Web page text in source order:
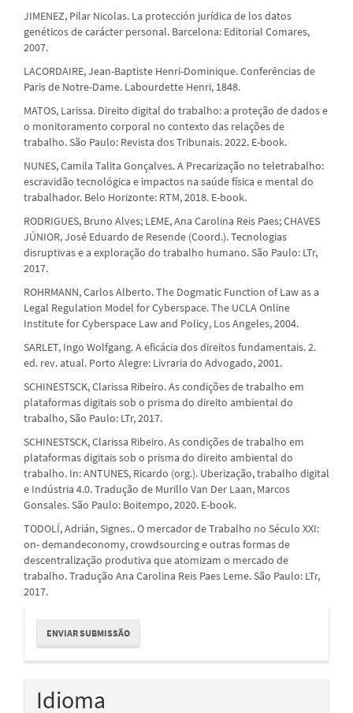
JIMENEZ, Pilar Nicolas. La protección jurídica de los datos
genéticos de carácter personal. Barcelona: Editorial Comares,
2007.
LACORDAIRE, Jean-Baptiste Henri-Dominique. Conferências de
Paris de Notre-Dame. Labourdette Henri, 1848.
MATOS, Larissa. Direito digital do trabalho: a proteção de dados e
o monitoramento corporal no contexto das relações de
trabalho. São Paulo: Revista dos Tribunais. 2022. E-book.
NUNES, Camila Talita Gonçalves. A Precarização no teletrabalho:
escravidão tecnológica e impactos na saúde física e mental do
trabalhador. Belo Horizonte: RTM, 2018. E-book.
RODRIGUES, Bruno Alves; LEME, Ana Carolina Reis Paes; CHAVES
JÚNIOR, José Eduardo de Resende (Coord.). Tecnologias
disruptivas e a exploração do trabalho humano. São Paulo: LTr,
2017.
ROHRMANN, Carlos Alberto. The Dogmatic Function of Law as a
Legal Regulation Model for Cyberspace. The UCLA Online
Institute for Cyberspace Law and Policy, Los Angeles, 2004.
SARLET, Ingo Wolfgang. A eficácia dos direitos fundamentais. 2.
ed. rev. atual. Porto Alegre: Livraria do Advogado, 2001.
SCHINESTSCK, Clarissa Ribeiro. As condições de trabalho em
plataformas digitais sob o prisma do direito ambiental do
trabalho, São Paulo: LTr, 2017.
SCHINESTSCK, Clarissa Ribeiro. As condições de trabalho em
plataformas digitais sob o prisma do direito ambiental do
trabalho. In: ANTUNES, Ricardo (org.). Uberização, trabalho digital
e Indústria 4.0. Tradução de Murillo Van Der Laan, Marcos
Gonsales. São Paulo: Boitempo, 2020. E-book.
TODOLÍ, Adrián, Signes.. O mercador de Trabalho no Século XXI:
on- demandeconomy, crowdsourcing e outras formas de
descentralização produtiva que atomizam o mercado de
trabalho. Tradução Ana Carolina Reis Paes Leme. São Paulo: LTr,
2017.
Enviar
Submissão
ENVIAR SUBMISSÃO
Idioma